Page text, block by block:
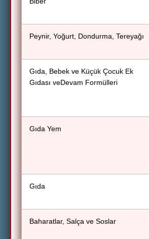
Peynir, Yoğurt, Dondurma, Tereyağı
Gıda, Bebek ve Küçük Çocuk Ek
Gıdası veDevam Formülleri
Gıda Yem
Gıda
Baharatlar, Salça ve Soslar